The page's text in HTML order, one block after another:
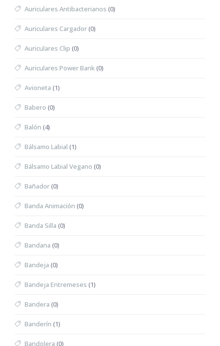
Auriculares Antibacterianos (0)
Auriculares Cargador(0)
Auriculares Clip (0)
Auriculares Power Bank(0)
Avioneta (1)
Babero (0)
Balón (4)
Bálsamo Labial (1)
Bálsamo Labial Vegano (0)
Bañador(0)
Banda Animación (0)
Banda Silla (0)
Bandana (0)
Bandeja (0)
Bandeja Entremeses (1)
Bandera (0)
Banderín (1)
Bandolera (0)